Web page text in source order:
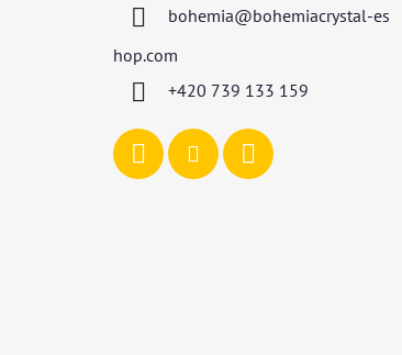
bohemia@bohemiacrystal-es
hop.com
+420 739 133 159